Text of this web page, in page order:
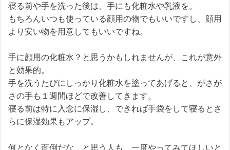
寝る前や手を洗った後は、手にも化粧水や乳液を。
もちろんいつも使っている顔用の物でもいいですし、顔用
より安い物を用意してもいいですね。
手に顔用の化粧水？と思うかもしれませんが、これが意外
と効果的。
手を洗うたびにしっかり化粧水を塗ってあげると、がさが
さの手も１週間ほどで改善してきます。
寝る前は特に入念に保湿し、できれば手袋をして寝るとさ
らに保湿効果もアップ。
何となく面倒だな、と思う人も、一度やってみてほしいと